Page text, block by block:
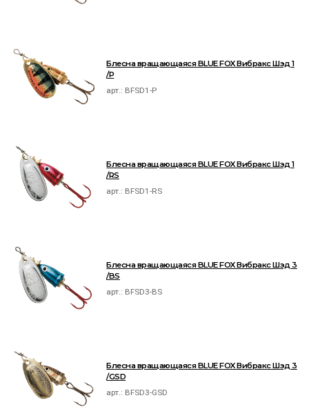
Блесна вращающаяся BLUE FOX Вибракс Шэд 1
/P
арт.: BFSD1-P
Блесна вращающаяся BLUE FOX Вибракс Шэд 1
/RS
арт.: BFSD1-RS
Блесна вращающаяся BLUE FOX Вибракс Шэд 3
/BS
арт.: BFSD3-BS
Блесна вращающаяся BLUE FOX Вибракс Шэд 3
/GSD
арт.: BFSD3-GSD